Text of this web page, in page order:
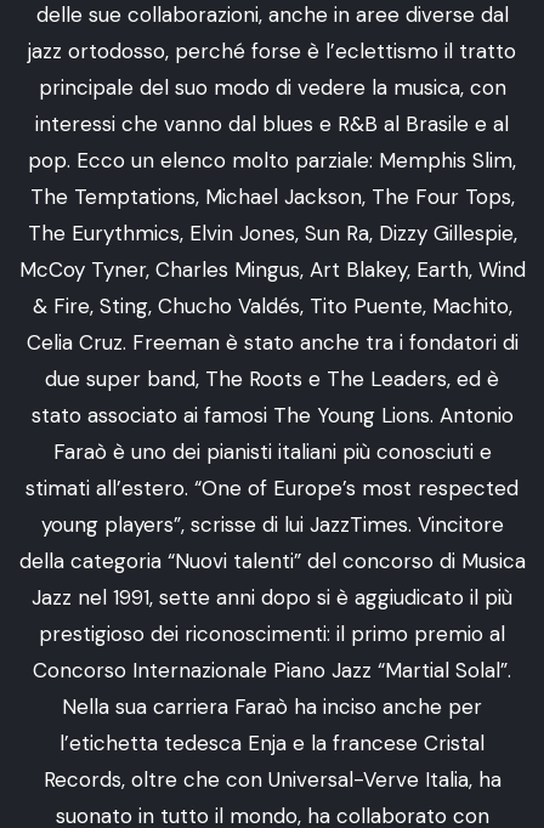
delle sue collaborazioni, anche in aree diverse dal
jazz ortodosso, perché forse è l’eclettismo il tratto
principale del suo modo di vedere la musica, con
interessi che vanno dal blues e R&B al Brasile e al
pop. Ecco un elenco molto parziale: Memphis Slim,
The Temptations, Michael Jackson, The Four Tops,
The Eurythmics, Elvin Jones, Sun Ra, Dizzy Gillespie,
McCoy Tyner, Charles Mingus, Art Blakey, Earth, Wind
& Fire, Sting, Chucho Valdés, Tito Puente, Machito,
Celia Cruz. Freeman è stato anche tra i fondatori di
due super band, The Roots e The Leaders, ed è
stato associato ai famosi The Young Lions. Antonio
Faraò è uno dei pianisti italiani più conosciuti e
stimati all’estero. “One of Europe’s most respected
young players”, scrisse di lui JazzTimes. Vincitore
della categoria “Nuovi talenti” del concorso di Musica
Jazz nel 1991, sette anni dopo si è aggiudicato il più
prestigioso dei riconoscimenti: il primo premio al
Concorso Internazionale Piano Jazz “Martial Solal”.
Nella sua carriera Faraò ha inciso anche per
l’etichetta tedesca Enja e la francese Cristal
Records, oltre che con Universal-Verve Italia, ha
suonato in tutto il mondo, ha collaborato con